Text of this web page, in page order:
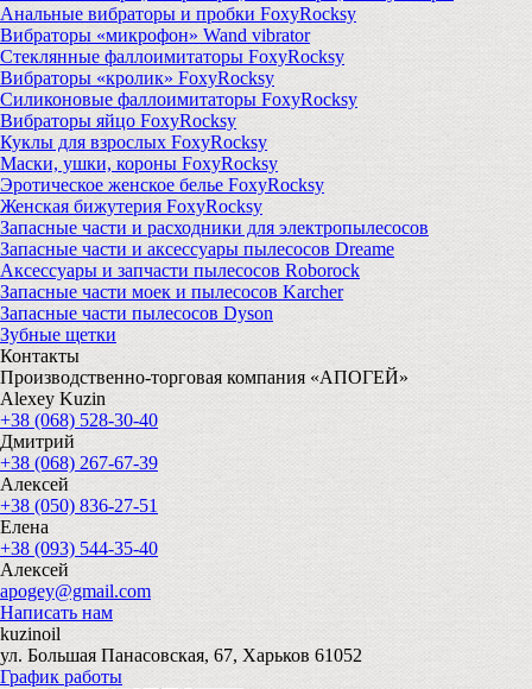
Анальные вибраторы и пробки FoxyRocksy
Вибраторы «микрофон» Wand vibrator
Стеклянные фаллоимитаторы FoxyRocksy
Вибраторы «кролик» FoxyRocksy
Силиконовые фаллоимитаторы FoxyRocksy
Вибраторы яйцо FoxyRocksy
Куклы для взрослых FoxyRocksy
Маски, ушки, короны FoxyRocksy
Эротическое женское белье FoxyRocksy
Женская бижутерия FoxyRocksy
Запасные части и расходники для электропылесосов
Запасные части и аксессуары пылесосов Dreame
Аксессуары и запчасти пылесосов Roborock
Запасные части моек и пылесосов Karcher
Запасные части пылесосов Dyson
Зубные щетки
Контакты
Производственно-торговая компания «АПОГЕЙ»
Alexey Kuzin
+38 (068) 528-30-40
Дмитрий
+38 (068) 267-67-39
Алексей
+38 (050) 836-27-51
Елена
+38 (093) 544-35-40
Алексей
apogey@gmail.com
Написать нам
kuzinoil
ул. Большая Панасовская, 67, Харьков 61052
График работы